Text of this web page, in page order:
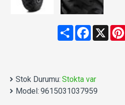
ShareFacebook
X
Stok Durumu: Stokta var
Model: 9615031037959